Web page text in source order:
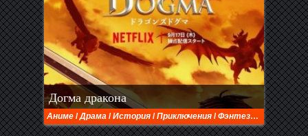
Догма дракона
Аниме /Драма /История /Приключения /Фэнтези / Экшен